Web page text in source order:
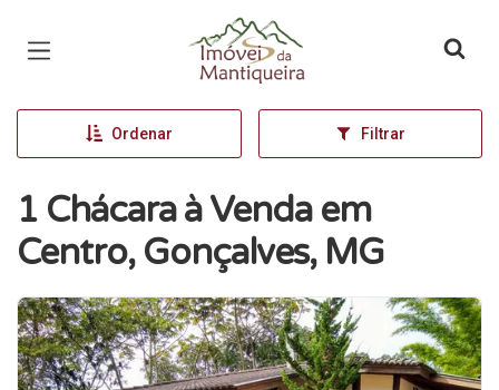
Página inicial
Ordenar Filtrar
1 Chácara à Venda em
Centro, Gonçalves, MG